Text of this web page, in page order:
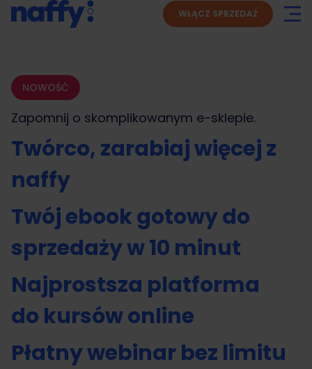
WŁĄCZ SPRZEDAŻ
NOWOŚĆ
Zapomnij o skomplikowanym e-sklepie.
Twórco, zarabiaj więcej z
naffy
Twój ebook gotowy do
sprzedaży w 10 minut
Najprostsza platforma
do kursów online
Płatny webinar bez limitu